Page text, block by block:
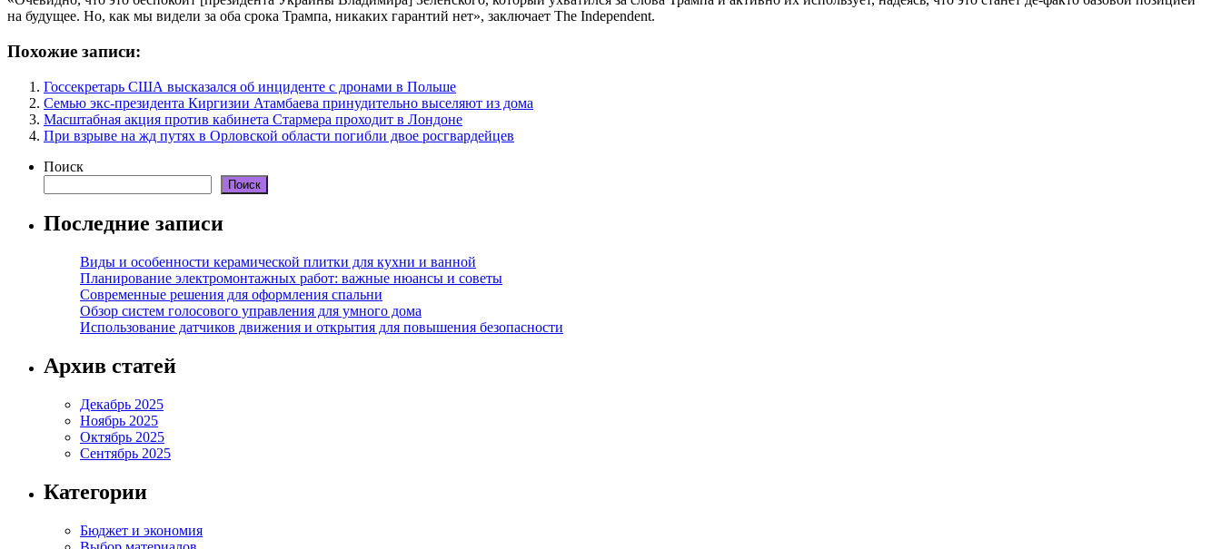
на будущее. Но, как мы видели за оба срока Трампа, никаких гарантий нет», заключает The Independent.
Похожие записи:
Госсекретарь США высказался об инциденте с дронами в Польше
Семью экс-президента Киргизии Атамбаева принудительно выселяют из дома
Масштабная акция против кабинета Стармера проходит в Лондоне
При взрыве на жд путях в Орловской области погибли двое росгвардейцев
Поиск
Поиск
Последние записи
Виды и особенности керамической плитки для кухни и ванной
Планирование электромонтажных работ: важные нюансы и советы
Современные решения для оформления спальни
Обзор систем голосового управления для умного дома
Использование датчиков движения и открытия для повышения безопасности
Архив статей
Декабрь 2025
Ноябрь 2025
Октябрь 2025
Сентябрь 2025
Категории
Бюджет и экономия